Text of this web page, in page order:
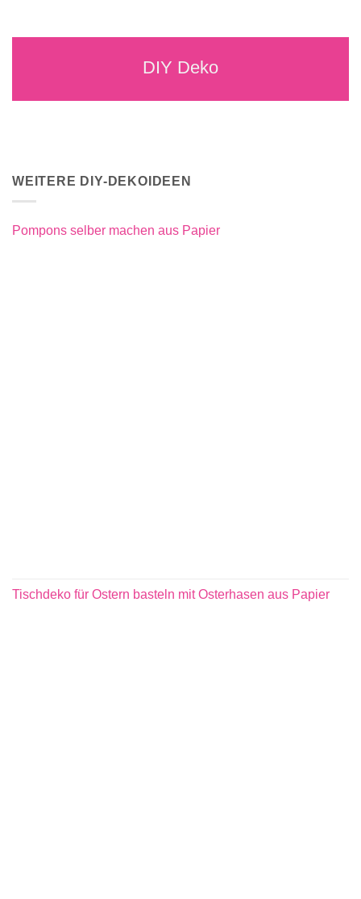
DIY Deko
WEITERE DIY-DEKOIDEEN
Pompons selber machen aus Papier
Tischdeko für Ostern basteln mit Osterhasen aus Papier